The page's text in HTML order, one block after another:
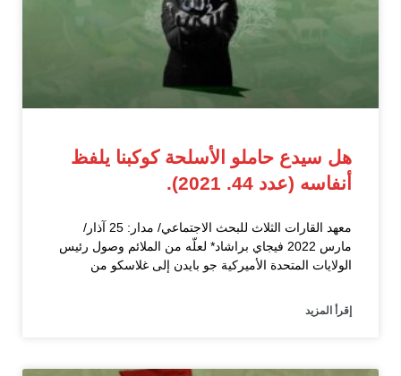
هل سيدع حاملو الأسلحة كوكبنا يلفظ
أنفاسه (عدد 44. 2021).
معهد القارات الثلاث للبحث الاجتماعي/ مدار: 25 آذار/
مارس 2022 فيجاي براشاد* لعلّه من الملائم وصول رئيس
الولايات المتحدة الأميركية جو بايدن إلى غلاسكو من
إقرأ المزيد